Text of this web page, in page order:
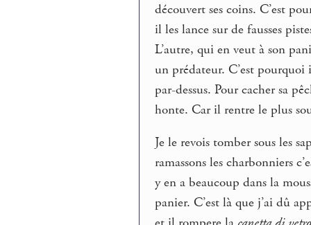
découvert ses coins. C’est
il les lance sur de fausses
L’autre, qui en veut à son
un prédateur. C’est
par-dessus. Pour cacher sa
honte. Car il rentre le plus
Je le revois tomber sous les
ramassons les charbonniers
y en a beaucoup dans la
panier. C’est là que j’ai dû